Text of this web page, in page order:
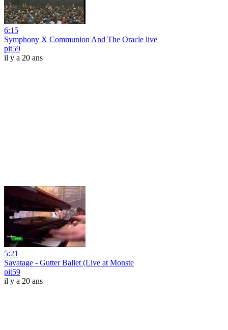
6:15
Symphony X Communion And The Oracle live
pit59
il y a 20 ans
5:21
Savatage - Gutter Ballet (Live at Monste
pit59
il y a 20 ans